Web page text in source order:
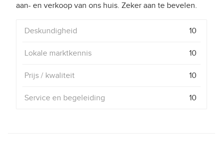
aan- en verkoop van ons huis. Zeker aan te bevelen.
Deskundigheid 10
Lokale marktkennis 10
Prijs / kwaliteit 10
Service en begeleiding 10